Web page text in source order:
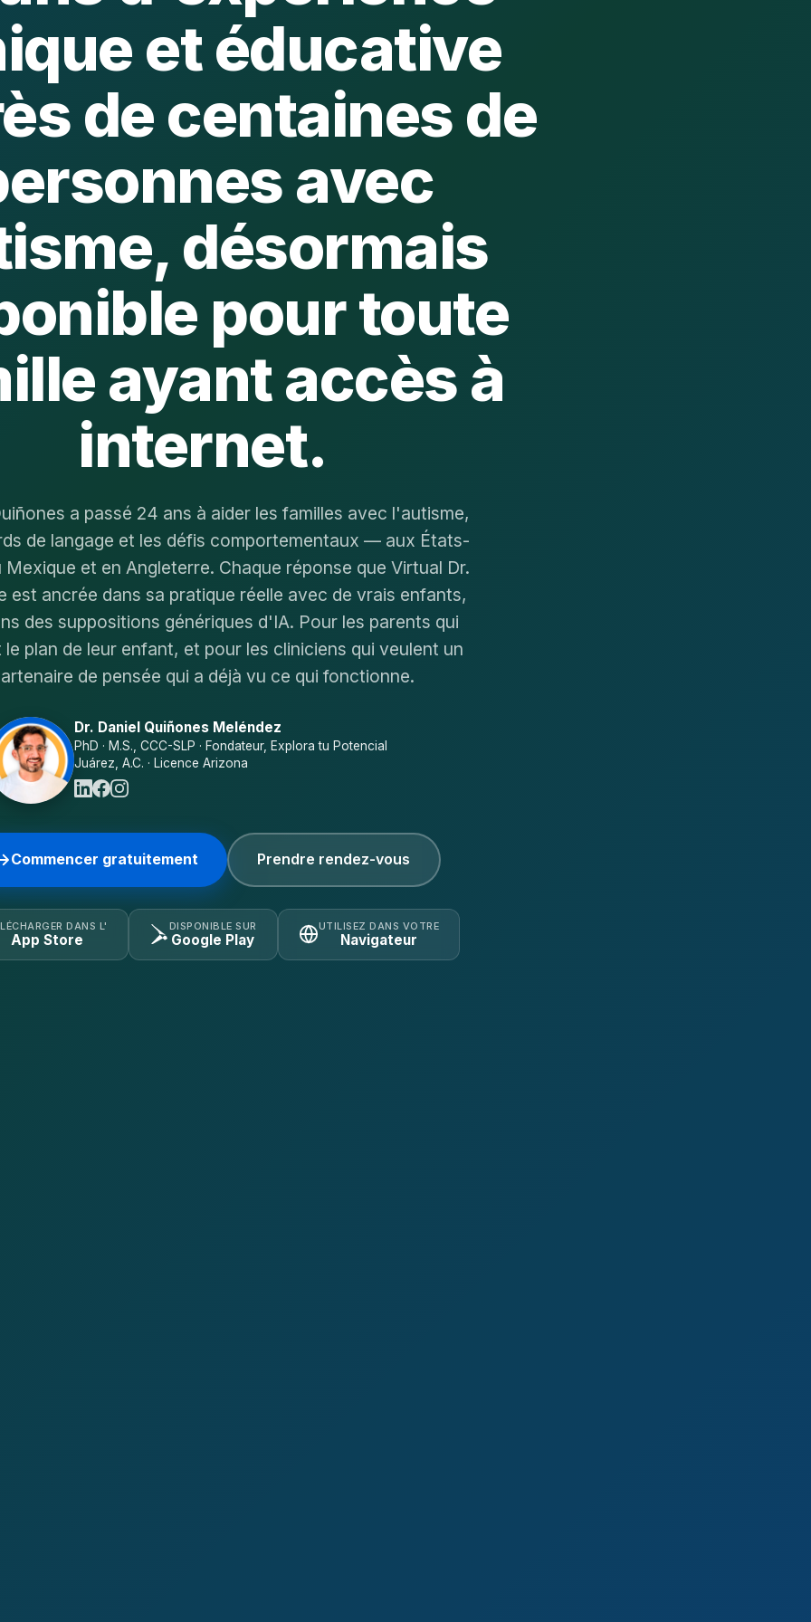
et éducative
de centaines de
avec
désormais
pour toute
ayant accès à
internet.
a passé 24 ans à aider les familles avec l'autisme,
de langage et les défis comportementaux — aux États-
Mexique et en Angleterre. Chaque réponse que Virtual Dr.
est ancrée dans sa pratique réelle avec de vrais enfants,
des suppositions génériques d'IA. Pour les parents qui
le plan de leur enfant, et pour les cliniciens qui veulent un
de pensée qui a déjà vu ce qui fonctionne.
Dr. Daniel Quiñones Meléndez
PhD · M.S., CCC-SLP · Fondateur, Explora tu Potencial
Juárez, A.C. · Licence Arizona
Commencer gratuitement Prendre rendez-vous
DANS L'
App Store
DISPONIBLE SUR
Google Play
UTILISEZ DANS VOTRE
Navigateur